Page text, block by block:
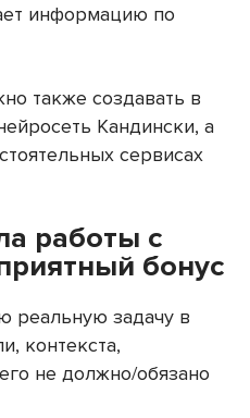
информацию по
также создавать в
Кандински, а
сервисах
работы с
бонус
реальную задачу в
контекста,
не должно/обязано